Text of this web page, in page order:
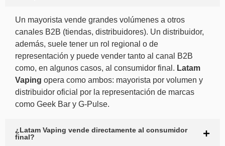
Un mayorista vende grandes volúmenes a otros
canales B2B (tiendas, distribuidores). Un distribuidor,
además, suele tener un rol regional o de
representación y puede vender tanto al canal B2B
como, en algunos casos, al consumidor final. Latam
Vaping opera como ambos: mayorista por volumen y
distribuidor oficial por la representación de marcas
como Geek Bar y G-Pulse.
¿Latam Vaping vende directamente al consumidor
final?